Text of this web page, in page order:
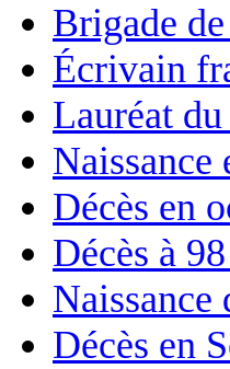
Brigade
Écrivain
Lauréat
Naissance
Décès en
Décès à
Naissance
Décès en